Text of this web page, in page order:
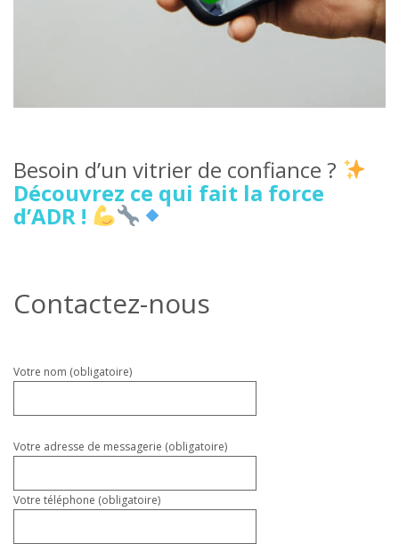
Besoin d’un vitrier de confiance ?
Découvrez ce qui fait la force
d’ADR !
Contactez-nous
Veuillez
vide.
Votre nom (obligatoire)
Votre adresse de messagerie (obligatoire)
Votre téléphone (obligatoire)